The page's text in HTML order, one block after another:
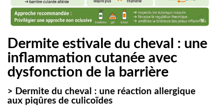
Dermite estivale du cheval : une
inflammation cutanée avec
dysfonction de la barrière
> Dermite du cheval : une réaction allergique
aux piqûres de culicoïdes